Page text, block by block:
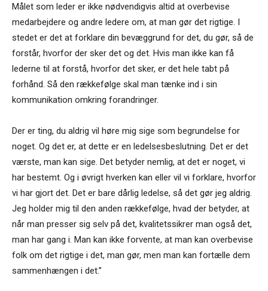
Målet som leder er ikke nødvendigvis altid at overbevise
medarbejdere og andre ledere om, at man gør det rigtige. I
stedet er det at forklare din bevæggrund for det, du gør, så de
forstår, hvorfor der sker det og det. Hvis man ikke kan få
lederne til at forstå, hvorfor det sker, er det hele tabt på
forhånd. Så den rækkefølge skal man tænke ind i sin
kommunikation omkring forandringer.
Der er ting, du aldrig vil høre mig sige som begrundelse for
noget. Og det er, at dette er en ledelsesbeslutning. Det er det
værste, man kan sige. Det betyder nemlig, at det er noget, vi
har bestemt. Og i øvrigt hverken kan eller vil vi forklare, hvorfor
vi har gjort det. Det er bare dårlig ledelse, så det gør jeg aldrig.
Jeg holder mig til den anden rækkefølge, hvad der betyder, at
når man presser sig selv på det, kvalitetssikrer man også det,
man har gang i. Man kan ikke forvente, at man kan overbevise
folk om det rigtige i det, man gør, men man kan fortælle dem
sammenhængen i det.”